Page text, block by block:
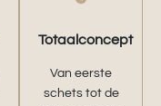
Totaalconcept
Van eerste
schets tot de